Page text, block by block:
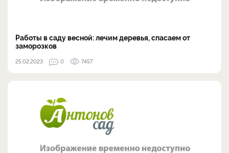
Работы в саду весной: лечим деревья, спасаем от
заморозков
25.02.2023 0 7457